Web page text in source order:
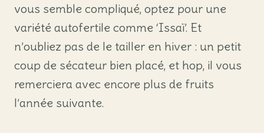
vous semble compliqué, optez pour une
variété autofertile comme ‘Issaï’. Et
n’oubliez pas de le tailler en hiver : un petit
coup de sécateur bien placé, et hop, il vous
remerciera avec encore plus de fruits
l’année suivante.